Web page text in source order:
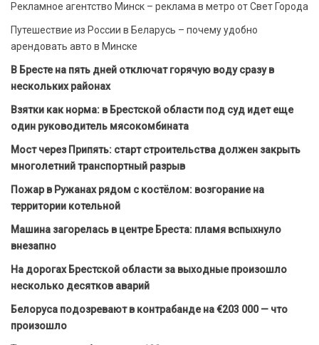
Рекламное агентство Минск – реклама в метро от Свет Города
Путешествие из России в Беларусь – почему удобно
арендовать авто в Минске
В Бресте на пять дней отключат горячую воду сразу в
нескольких районах
Взятки как норма: в Брестской области под суд идет еще
один руководитель мясокомбината
Мост через Припять: старт строительства должен закрыть
многолетний транспортный разрыв
Пожар в Ружанах рядом с костёлом: возгорание на
территории котельной
Машина загорелась в центре Бреста: пламя вспыхнуло
внезапно
На дорогах Брестской области за выходные произошло
несколько десятков аварий
Белоруса подозревают в контрабанде на €203 000 — что
произошло